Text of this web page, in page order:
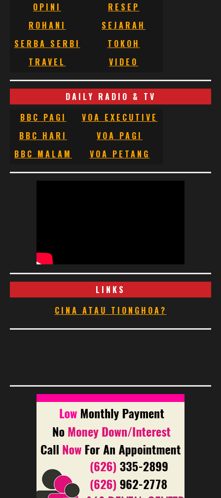
OPINI
RESEP
ROHANI
SEJARAH
SERBA SERBI
TOKOH
TRAVEL
VIDEO
DAILY RADIO & TV
BBC PAGI
VOA EXECUTIVE
BBC HARI
VOA PAGI
BBC MALAM
VOA PETANG
LINKS
CINA ATAU TIONGHOA?